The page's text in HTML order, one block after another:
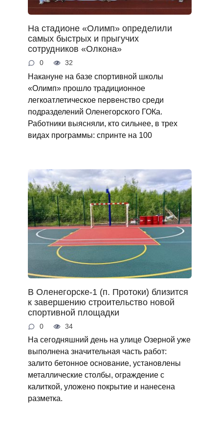
На стадионе «Олимп» определили
самых быстрых и прыгучих
сотрудников «Олкона»
0 32
Накануне на базе спортивной школы
«Олимп» прошло традиционное
легкоатлетическое первенство среди
подразделений Оленегорского ГОКа.
Работники выясняли, кто сильнее, в трех
видах программы: спринте на 100
В Оленегорске-1 (п. Протоки) близится
к завершению строительство новой
спортивной площадки
0 34
На сегодняшний день на улице Озерной уже
выполнена значительная часть работ:
залито бетонное основание, установлены
металлические столбы, ограждение с
калиткой, уложено покрытие и нанесена
разметка.